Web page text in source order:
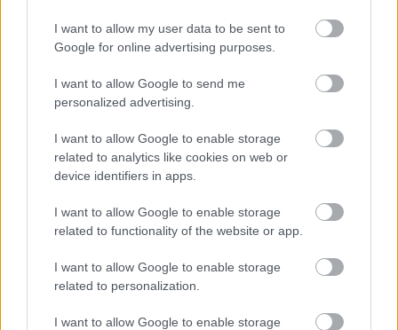
I want to allow my user data to be sent to
Google for online advertising purposes.
I want to allow Google to send me
personalized advertising.
I want to allow Google to enable storage
related to analytics like cookies on web or
device identifiers in apps.
I want to allow Google to enable storage
related to functionality of the website or app.
I want to allow Google to enable storage
related to personalization.
I want to allow Google to enable storage
Itt állíthatod be, hogy a Csakfoci az elsők
között legyen a Google-találatokban
Tetszett a cikk? Megosztanád?
CÍMKÉK: #2026-OS VB #VB 2026
Autópiac